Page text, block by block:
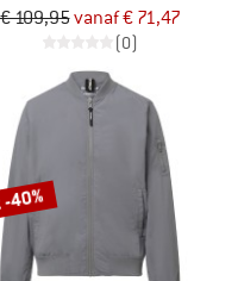
€ 109,95vanaf € 71,47
(0)
40%